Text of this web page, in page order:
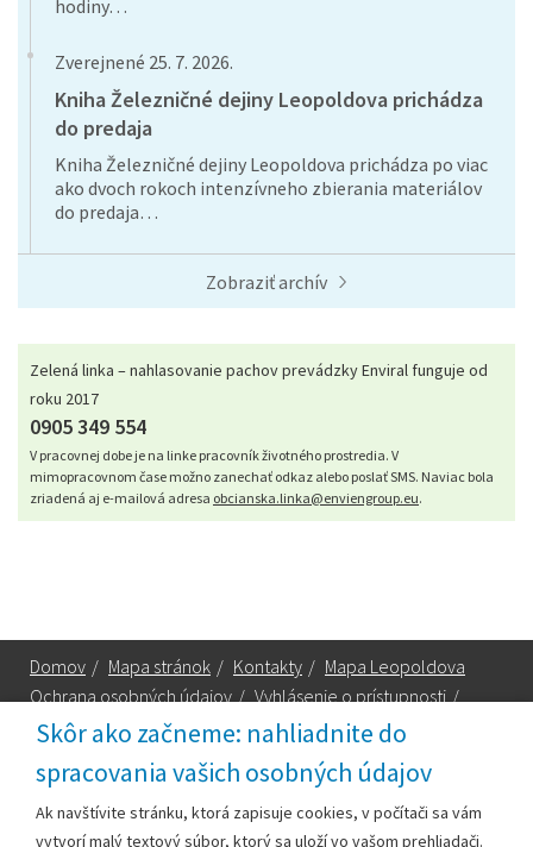
Skôr ako začneme: nahliadnite do
spracovania vašich osobných údajov
Ak navštívite stránku, ktorá zapisuje cookies, v počítači sa vám
vytvorí malý textový súbor, ktorý sa uloží vo vašom prehliadači.
hodiny…
Zverejnené 25. 7. 2026.
Kniha Železničné dejiny Leopoldova prichádza
do predaja
Kniha Železničné dejiny Leopoldova prichádza po viac
ako dvoch rokoch intenzívneho zbierania materiálov
do predaja…
Zobraziť archív
Zelená linka – nahlasovanie pachov prevádzky Enviral funguje od
roku 2017
0905 349 554
V pracovnej dobe je na linke pracovník životného prostredia. V
mimopracovnom čase možno zanechať odkaz alebo poslať SMS. Naviac bola
zriadená aj e-mailová adresa obcianska.linka@enviengroup.eu.
Domov / Mapa stránok / Kontakty / Mapa Leopoldova
Ochrana osobných údajov / Vyhlásenie o prístupnosti /
Technická podpora